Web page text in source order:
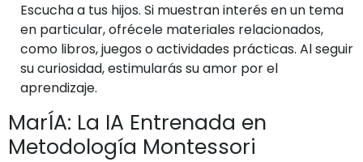
Escucha a tus hijos. Si muestran interés en un tema
en particular, ofrécele materiales relacionados,
como libros, juegos o actividades prácticas. Al seguir
su curiosidad, estimularás su amor por el
aprendizaje.
MarÍA: La IA Entrenada en
Metodología Montessori